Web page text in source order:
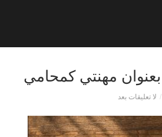
بعنوان مهنتي كمحامي
/ لا تعليقات بعد